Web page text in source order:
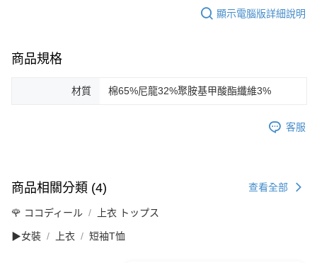
顯示電腦版詳細說明
商品規格
材質 棉65%尼龍32%聚胺基甲酸酯纖維3%
客服
商品相關分類 (4) 查看全部
🌹 ココディール 上衣 トップス
▶女裝 上衣 短袖T恤